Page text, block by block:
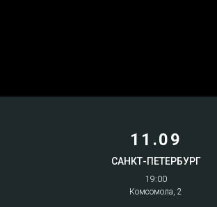
11.09
САНКТ-ПЕТЕРБУРГ
19:00
Комсомола, 2